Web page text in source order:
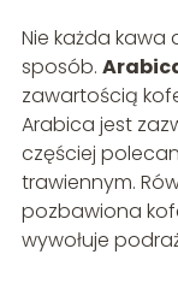
Nie każda kawa
sposób.
zawartością
Arabica jest
częściej
trawiennym.
pozbawiona
wywołuje